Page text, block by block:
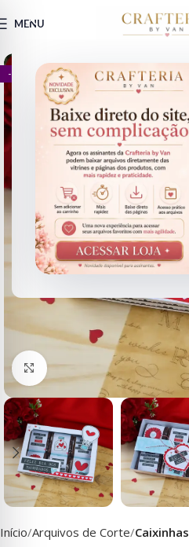
MENU
- 56%
Clique para ampliar
Início Arquivos de Corte Caixinhas